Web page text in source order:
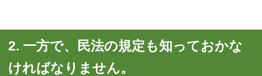
2. 一方で、民法の規定も知っておかな
ければなりません。